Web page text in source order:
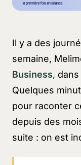
Il y a des
semaine,
Business,
Quelques
pour raconter
depuis des
suite : on est